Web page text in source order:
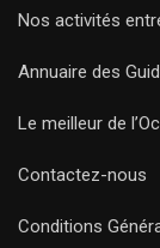
Nos activités
Annuaire des
Le meilleur de
Contactez-nous
Conditions